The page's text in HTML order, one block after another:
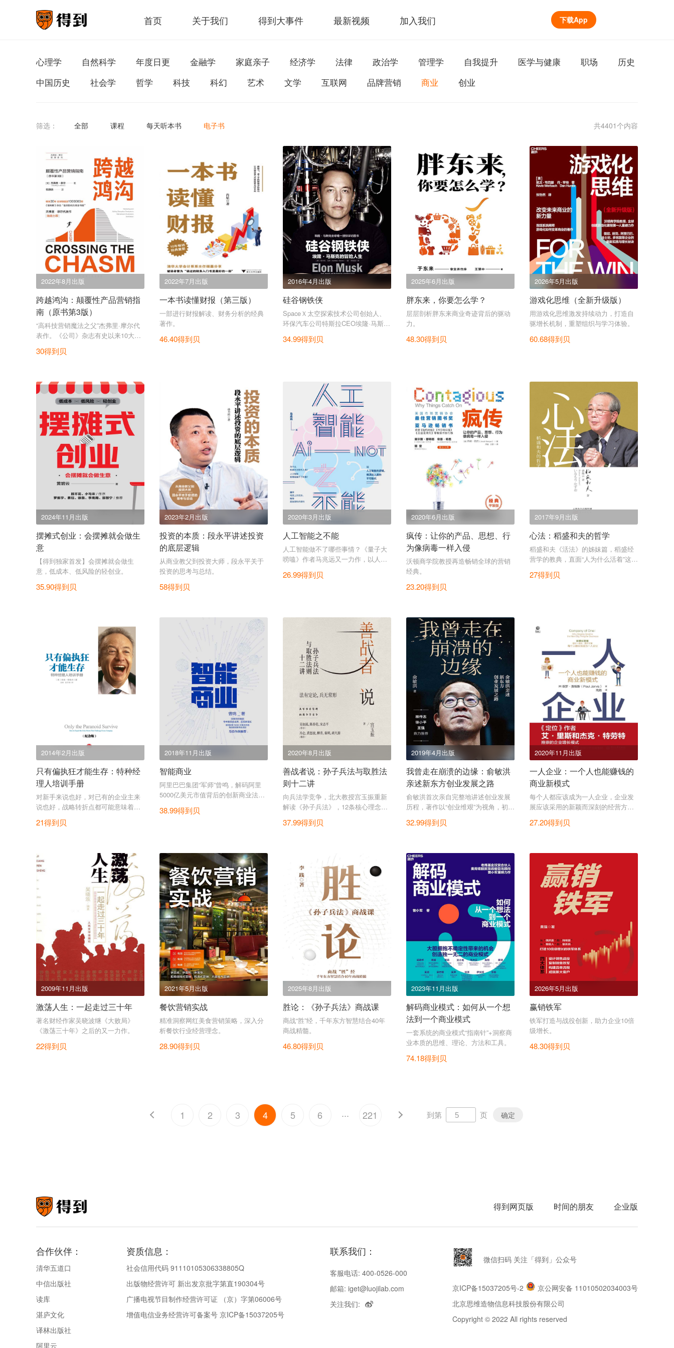
首页 关于我们 得到大事件 最新视频 加入我们 下载App
心理学 自然科学 年度日更 金融学 家庭亲子 经济学 法律 政治学 管理学 自我提升 医学与健康 职场
历史
中国历史
社会学 哲学 科技 科幻 艺术 文学 互联网 品牌营销 商业 创业
筛选： 全部 课程 每天听本书 电子书 共4401个内容
2022年8月出版
跨越鸿沟：颠覆性产品营销指
南（原书第3版）
“高科技营销魔法之父”杰弗里·摩尔代
表作。《公司》杂志有史以来10大营
30得到贝
2022年7月出版
一本书读懂财报（第三版）
一部进行财报解读、财务分析的经典
著作。
46.40得到贝
2016年4月出版
硅谷钢铁侠
SpaceＸ太空探索技术公司创始人、
环保汽车公司特斯拉CEO埃隆·马斯克
公开的创新秘籍。
34.99得到贝
2025年6月出版
胖东来，你要怎么学？
层层剖析胖东来商业奇迹背后的驱动
力。
48.30得到贝
2026年5月出版
游戏化思维（全新升级版）
用游戏化思维激发持续动力，打造自
驱增长机制，重塑组织与学习体验。
60.68得到贝
2024年11月出版
摆摊式创业：会摆摊就会做生
意
【得到独家首发】会摆摊就会做生
意，低成本、低风险的轻创业。
35.90得到贝
2023年2月出版
投资的本质：段永平讲述投资
的底层逻辑
从商业教父到投资大师，段永平关于
投资的思考与总结。
58得到贝
2020年3月出版
人工智能之不能
人工智能做不了哪些事情？《量子大
唠嗑》作者马兆远又一力作，以人工
26.99得到贝
2020年6月出版
疯传：让你的产品、思想、行
为像病毒一样入侵
沃顿商学院教授再造畅销全球的营销
经典。
23.20得到贝
2017年9月出版
心法：稻盛和夫的哲学
稻盛和夫《活法》的姊妹篇，稻盛经
营学的教典，直面“人为什么活着”这一
27得到贝
2014年2月出版
只有偏执狂才能生存：特种经
理人培训手册
对新手来说也好，对已有的企业主来
说也好，战略转折点都可能意味着一
21得到贝
2018年11月出版
智能商业
阿里巴巴集团“军师”曾鸣，解码阿里
5000亿美元市值背后的创新商业法
38.99得到贝
2020年8月出版
善战者说：孙子兵法与取胜法
则十二讲
向兵法学竞争，北大教授宫玉振重新
解读《孙子兵法》，12条核心理念帮
37.99得到贝
2019年4月出版
我曾走在崩溃的边缘：俞敏洪
亲述新东方创业发展之路
俞敏洪首次亲自完整地讲述创业发展
历程，著作以“创业维艰”为视角，初次
成功掩盖的那些困难与困惑，完整度
32.99得到贝
2020年11月出版
一人企业：一个人也能赚钱的
商业新模式
每个人都应该成为一人企业，企业发
展应该采用的新颖而深刻的经营方
27.20得到贝
2009年11月出版
激荡人生：一起走过三十年
著名财经作家吴晓波继《大败局》
《激荡三十年》之后的又一力作。
22得到贝
2021年5月出版
餐饮营销实战
精准洞察网红美食营销策略，深入分
析餐饮行业经营理念。
28.90得到贝
2025年8月出版
胜论：《孙子兵法》商战课
商战“胜”经，千年东方智慧结合40年
商战精髓。
46.80得到贝
2023年11月出版
解码商业模式：如何从一个想
法到一个商业模式
一套系统的商业模式“指南针”+洞察商
业本质的思维、理论、方法和工具。
74.18得到贝
2026年5月出版
赢销铁军
铁军打造与战役创新，助力企业10倍
级增长。
48.30得到贝
1 2 3 4 5 6 ... 221 到第 页 确定
得到网页版 时间的朋友 企业版
合作伙伴：
清华五道口
中信出版社
读库
湛庐文化
译林出版社
阿里云
资质信息：
社会信用代码 91110105306338805Q
出版物经营许可 新出发京批字第直190304号
广播电视节目制作经营许可证 （京）字第06006号
增值电信业务经营许可备案号 京ICP备15037205号
联系我们：
客服电话: 400-0526-000
邮箱: iget@luojilab.com
关注我们:
微信扫码 关注「得到」公众号
京ICP备15037205号-2
京公网安备 11010502034003号
北京思维造物信息科技股份有限公司
Copyright © 2022 All rights reserved